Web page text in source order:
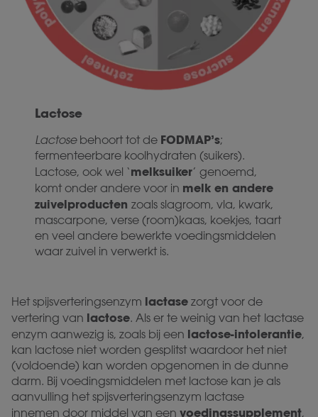
Lactose
Lactose behoort tot de FODMAP’s;
fermenteerbare koolhydraten (suikers).
Lactose, ook wel ‘melksuiker’ genoemd,
komt onder andere voor in melk en andere
zuivelproductenzoals slagroom, vla, kwark,
mascarpone, verse (room)kaas, koekjes, taart
en veel andere bewerkte voedingsmiddelen
waar zuivel in verwerkt is.
Het spijsverteringsenzym lactase zorgt voor de
vertering van lactose. Als er te weinig van het lactase
enzym aanwezig is, zoals bij een lactose-intolerantie,
kan lactose niet worden gesplitst waardoor het niet
(voldoende) kan worden opgenomen in de dunne
darm. Bij voedingsmiddelen met lactose kan je als
aanvulling het spijsverteringsenzym lactase
innemen door middel van een voedingssupplement,